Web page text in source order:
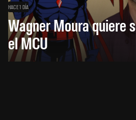
HACE 1 DÍA
Wagner Moura quiere
el MCU